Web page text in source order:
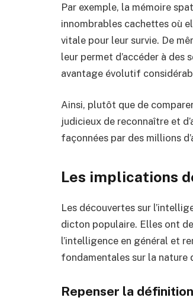
Par exemple, la mémoire
innombrables cachettes où
vitale pour leur survie. De
leur permet d’accéder à
avantage évolutif
Ainsi, plutôt que de
judicieux de reconnaître et
façonnées par des millions
Les implications
Les découvertes sur
dicton populaire. Elles ont
l’intelligence en général et
fondamentales sur la nature
Repenser la